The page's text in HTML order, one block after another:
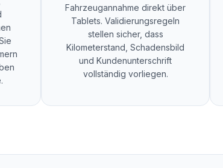
Fahrzeugannahme direkt über
Tablets. Validierungsregeln
stellen sicher, dass
Kilometerstand, Schadensbild
und Kundenunterschrift
vollständig vorliegen.